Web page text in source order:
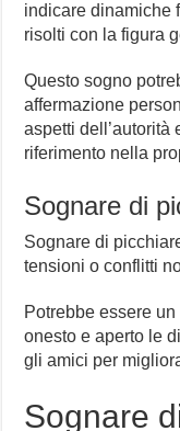
indicare dinamiche
risolti con la figura
Questo sogno
affermazione
aspetti dell’autorità
riferimento nella
Sognare di
Sognare di
tensioni o conflitti
Potrebbe essere
onesto e aperto le
gli amici per
Sognare